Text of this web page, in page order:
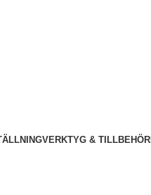
VERKTYG & TILLBEHÖR